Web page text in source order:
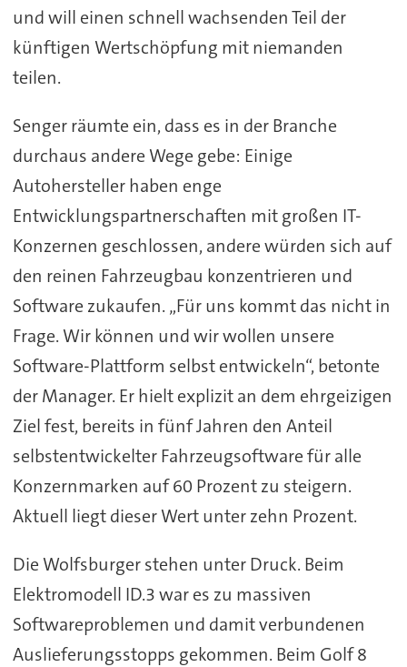
und will einen schnell wachsenden Teil der
künftigen Wertschöpfung mit niemanden
teilen.
Senger räumte ein, dass es in der Branche
durchaus andere Wege gebe: Einige
Autohersteller haben enge
Entwicklungspartnerschaften mit großen IT-
Konzernen geschlossen, andere würden sich auf
den reinen Fahrzeugbau konzentrieren und
Software zukaufen. „Für uns kommt das nicht in
Frage. Wir können und wir wollen unsere
Software-Plattform selbst entwickeln“, betonte
der Manager. Er hielt explizit an dem ehrgeizigen
Ziel fest, bereits in fünf Jahren den Anteil
selbstentwickelter Fahrzeugsoftware für alle
Konzernmarken auf 60 Prozent zu steigern.
Aktuell liegt dieser Wert unter zehn Prozent.
Die Wolfsburger stehen unter Druck. Beim
Elektromodell ID.3 war es zu massiven
Softwareproblemen und damit verbundenen
Auslieferungsstopps gekommen. Beim Golf 8